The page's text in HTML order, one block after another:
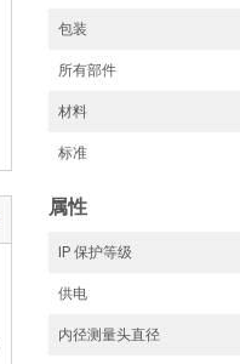
包装
所有部件
材料
标准
属性
IP 保护等级
供电
内径测量头直径